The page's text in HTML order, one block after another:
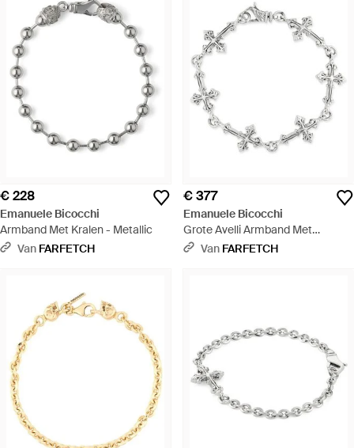
€ 228
Emanuele Bicocchi
Armband Met Kralen - Metallic
Van FARFETCH
€ 377
Emanuele Bicocchi
Grote Avelli Armband Met
Meerdere Kruisen - Metallic
Van FARFETCH